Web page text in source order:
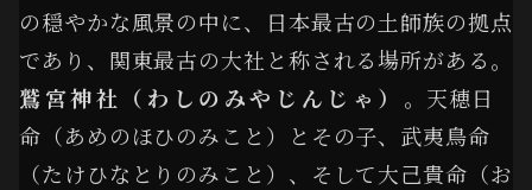
の穏やかな風景の中に、日本最古の土師族の拠点
であり、関東最古の大社と称される場所がある。
鷲宮神社（わしのみやじんじゃ） 。天穂日
命（あめのほひのみこと）とその子、武夷鳥命
（たけひなとりのみこと）、そして大己貴命（お